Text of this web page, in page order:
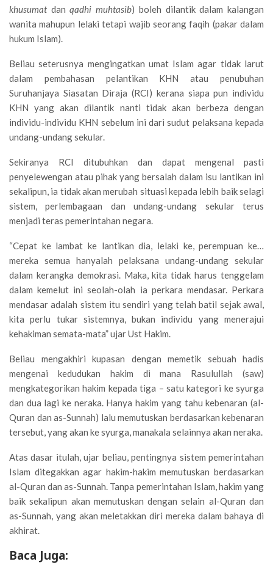
khusumatdanqadhi muhtasib) boleh dilantik dalam kalangan
wanita mahupun lelaki tetapi wajib seorang faqih (pakar dalam
hukum Islam).
Beliau seterusnya mengingatkan umat Islam agar tidak larut
dalam pembahasan pelantikan KHN atau penubuhan
Suruhanjaya Siasatan Diraja (RCI) kerana siapa pun individu
KHN yang akan dilantik nanti tidak akan berbeza dengan
individu-individu KHN sebelum ini dari sudut pelaksana kepada
undang-undang sekular.
Sekiranya RCI ditubuhkan dan dapat mengenal pasti
penyelewengan atau pihak yang bersalah dalam isu lantikan ini
sekalipun, ia tidak akan merubah situasi kepada lebih baik selagi
sistem, perlembagaan dan undang-undang sekular terus
menjadi teras pemerintahan negara.
“Cepat ke lambat ke lantikan dia, lelaki ke, perempuan ke…
mereka semua hanyalah pelaksana undang-undang sekular
dalam kerangka demokrasi. Maka, kita tidak harus tenggelam
dalam kemelut ini seolah-olah ia perkara mendasar. Perkara
mendasar adalah sistem itu sendiri yang telah batil sejak awal,
kita perlu tukar sistemnya, bukan individu yang menerajui
kehakiman semata-mata” ujar Ust Hakim.
Beliau mengakhiri kupasan dengan memetik sebuah hadis
mengenai kedudukan hakim di mana Rasulullah (saw)
mengkategorikan hakim kepada tiga – satu kategori ke syurga
dan dua lagi ke neraka. Hanya hakim yang tahu kebenaran (al-
Quran dan as-Sunnah) lalu memutuskan berdasarkan kebenaran
tersebut, yang akan ke syurga, manakala selainnya akan neraka.
Atas dasar itulah, ujar beliau, pentingnya sistem pemerintahan
Islam ditegakkan agar hakim-hakim memutuskan berdasarkan
al-Quran dan as-Sunnah. Tanpa pemerintahan Islam, hakim yang
baik sekalipun akan memutuskan dengan selain al-Quran dan
as-Sunnah, yang akan meletakkan diri mereka dalam bahaya di
akhirat.
Baca Juga: